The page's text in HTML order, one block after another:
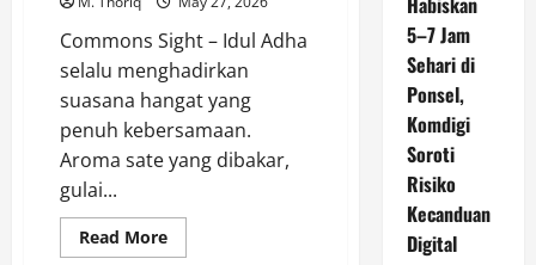
Commons Sight – Idul Adha
selalu menghadirkan
suasana hangat yang
penuh kebersamaan.
Aroma sate yang dibakar,
gulai...
Read MoreRead
more
5–7 Jam
Sehari di
Ponsel,
Komdigi
Soroti
Risiko
Kecanduan
Digital